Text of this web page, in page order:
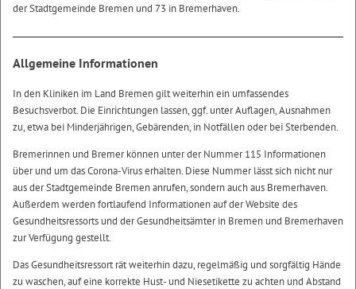
der Stadtgemeinde Bremen und 73 in Bremerhaven.
Allgemeine Informationen
In den Kliniken im Land Bremen gilt weiterhin ein umfassendes
Besuchsverbot. Die Einrichtungen lassen, ggf. unter Auflagen, Ausnahmen
zu, etwa bei Minderjährigen, Gebärenden, in Notfällen oder bei Sterbenden.
Bremerinnen und Bremer können unter der Nummer 115 Informationen
über und um das Corona-Virus erhalten. Diese Nummer lässt sich nicht nur
aus der Stadtgemeinde Bremen anrufen, sondern auch aus Bremerhaven.
Außerdem werden fortlaufend Informationen auf der Website des
Gesundheitsressorts und der Gesundheitsämter in Bremen und Bremerhaven
zur Verfügung gestellt.
Das Gesundheitsressort rät weiterhin dazu, regelmäßig und sorgfältig Hände
zu waschen, auf eine korrekte Hust- und Niesetikette zu achten und Abstand